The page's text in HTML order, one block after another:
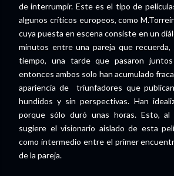
de interrumpir. Este es el tipo de
algunos críticos europeos, como
cuya puesta en escena consiste en un
minutos entre una pareja que
tiempo, una tarde que pasaron
entonces ambos solo han acumulado
apariencia de triunfadores que
hundidos y sin perspectivas. Han
porque sólo duró unas horas. Esto,
sugiere el visionario aislado de esta
como intermedio entre el primer
de la pareja.